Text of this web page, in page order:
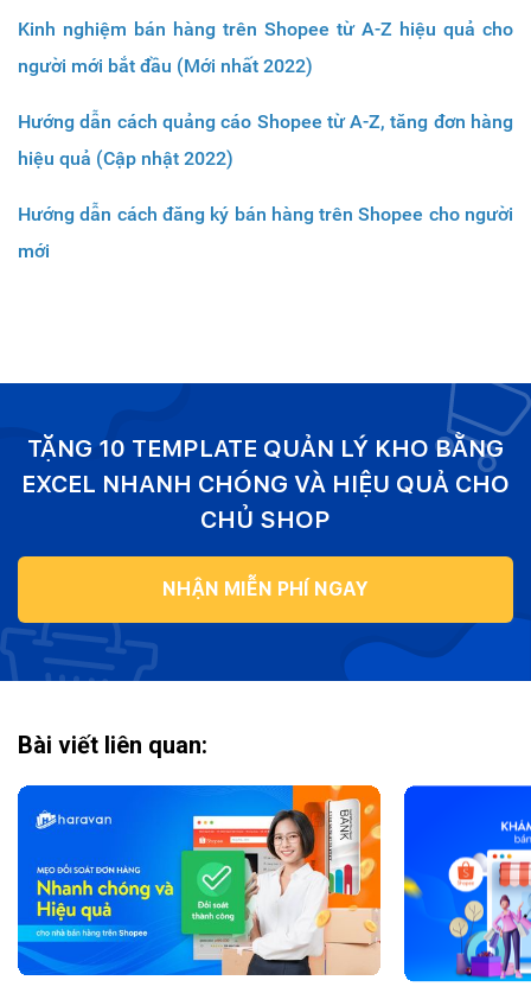
Kinh nghiệm bán hàng trên Shopee từ A-Z hiệu quả cho
người mới bắt đầu (Mới nhất 2022)
Hướng dẫn cách quảng cáo Shopee từ A-Z, tăng đơn hàng
hiệu quả (Cập nhật 2022)
Hướng dẫn cách đăng ký bán hàng trên Shopee cho người
mới
TẶNG 10 TEMPLATE QUẢN LÝ KHO BẰNG
EXCEL NHANH CHÓNG VÀ HIỆU QUẢ CHO
CHỦ SHOP
NHẬN MIỄN PHÍ NGAY
Bài viết liên quan: